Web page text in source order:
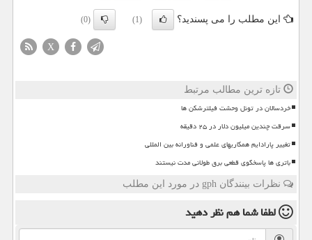
این مطلب را می پسندید؟ (1)
(0)
X
تازه ترین مطالب مرتبط
خردسالان در تونل وحشت فیلترشکن ها
سرقت چندین میلیون دلار در ۲۵ دقیقه
تغییر پارادایم همکاریهای علمی و فناورانه بین المللی
باتری ها پاسخگوی قطعی برق طولانی مدت نیستند
نظرات بینندگان gph در مورد این مطلب
لطفا شما همنظر دهید